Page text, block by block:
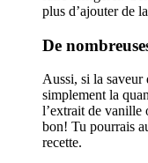
plus d’ajouter de
De
Aussi, si la saveur
simplement la
l’extrait de vanille
bon! Tu pourrais
recette.